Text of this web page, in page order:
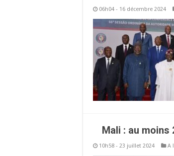
06h04 - 16 décembre 2024
Mali : au moins
10h58 - 23 juillet 2024 A